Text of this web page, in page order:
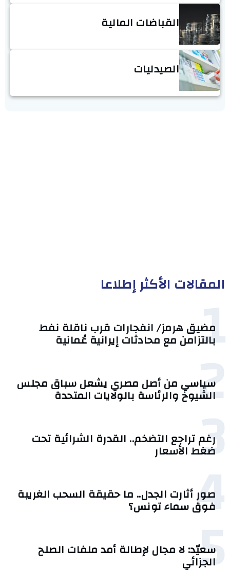
القباضات المالية
الصيدليات
المقالات الأكثر إطلاعا
1
مضيق هرمز/ انفجارات قرب ناقلة نفط
بالتزامن مع محادثات إيرانية عُمانية
2
سياسي من أصل مصري يشعل سباق مجلس
الشيوخ والرئاسة بالولايات المتحدة
3
رغم تراجع التضخم.. القدرة الشرائية تحت
ضغط الأسعار
4
صور أثارت الجدل.. ما حقيقة السحب الغريبة
فوق سماء تونس؟
5
سعيّد: لا مجال لإطالة أمد ملفات الصلح
الجزائي